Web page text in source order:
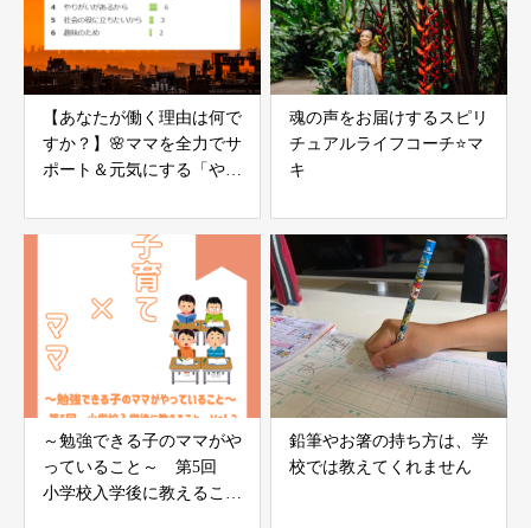
【あなたが働く理由は何で
すか？】🌸ママを全力でサ
ポート＆元気にする「やる
プコーチング
魂の声をお届けするスピリ
チュアルライフコーチ⭐マ
キ
～勉強できる子のママがや
っていること～ 第5回
小学校入学後に教えること
鉛筆やお箸の持ち方は、学
校では教えてくれません